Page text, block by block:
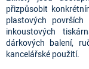
přizpůsobit
plastových
inkoustových
dárkových balení,
kancelářské použití.